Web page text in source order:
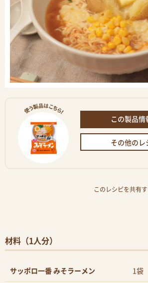
この製品情
その他のレ
このレシピを共有す
材料（1人分）
サッポロ一番 みそラーメン 1袋